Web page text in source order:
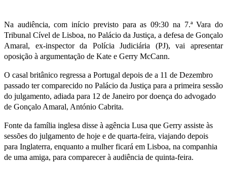
Na audiência, com início previsto para as 09:30 na 7.ª Vara do
Tribunal Cível de Lisboa, no Palácio da Justiça, a defesa de Gonçalo
Amaral, ex-inspector da Polícia Judiciária (PJ), vai apresentar
oposição à argumentação de Kate e Gerry McCann.
O casal britânico regressa a Portugal depois de a 11 de Dezembro
passado ter comparecido no Palácio da Justiça para a primeira sessão
do julgamento, adiada para 12 de Janeiro por doença do advogado
de Gonçalo Amaral, António Cabrita.
Fonte da família inglesa disse à agência Lusa que Gerry assiste às
sessões do julgamento de hoje e de quarta-feira, viajando depois
para Inglaterra, enquanto a mulher ficará em Lisboa, na companhia
de uma amiga, para comparecer à audiência de quinta-feira.